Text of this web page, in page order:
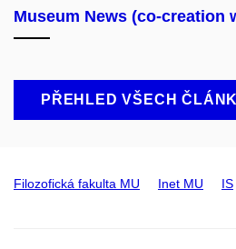
Museum News (co-creation
PŘEHLED VŠECH
Filozofická fakulta MU Inet MU IS